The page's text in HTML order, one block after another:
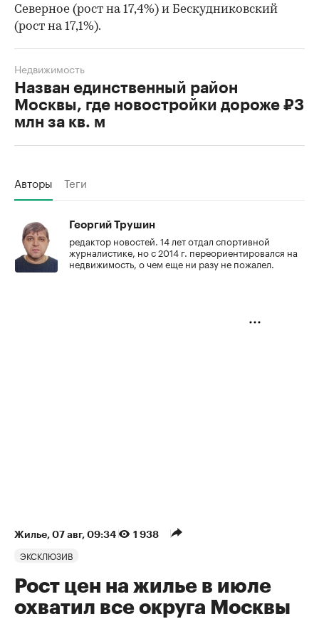
Северное (рост на 17,4%) и Бескудниковский
(рост на 17,1%).
Назван единственный район
Москвы, где новостройки дороже ₽3
млн за кв. м
Недвижимость
Авторы Теги
Георгий Трушин
редактор новостей. 14 лет отдал спортивной
журналистике, но с 2014 г. переориентировался на
недвижимость, о чем еще ни разу не пожалел.
Жилье⁠, 07 авг, 09:34 1 938
ЭКСКЛЮЗИВ
Рост цен на жилье в июле
охватил все округа Москвы